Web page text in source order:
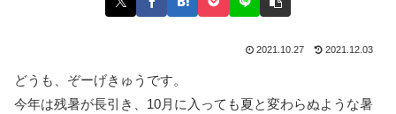
2021.10.27 2021.12.03
どうも、ぞーげきゅうです。
今年は残暑が長引き、10月に入っても夏と変わらぬような暑